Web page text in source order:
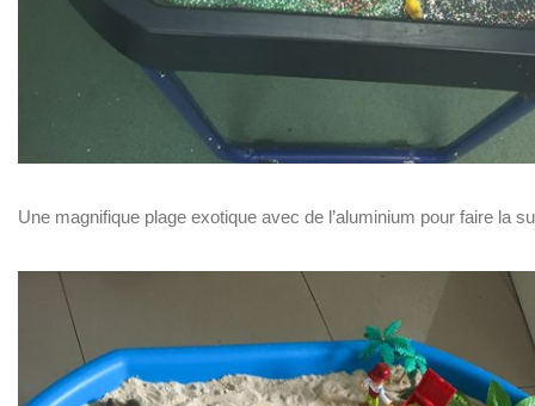
Une magnifique plage exotique avec de l’aluminium pour faire la